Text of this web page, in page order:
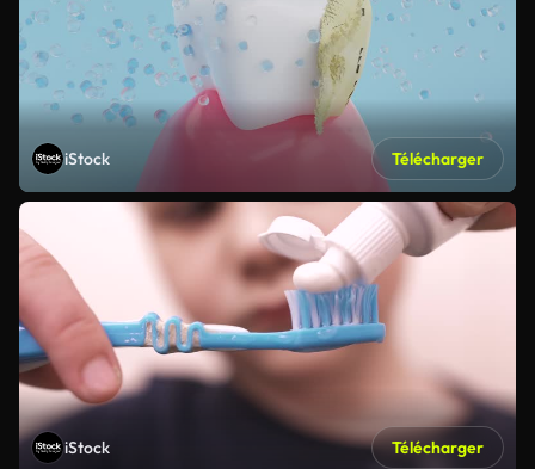
iStock Télécharger
iStock Télécharger